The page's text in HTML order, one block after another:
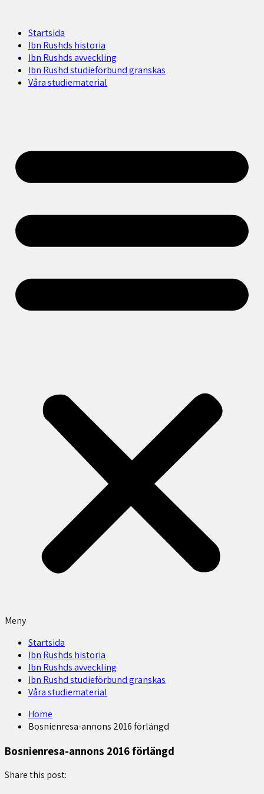
Startsida
Ibn Rushds historia
Ibn Rushds avveckling
Ibn Rushd studieförbund granskas​
Våra studiematerial
Meny
Startsida
Ibn Rushds historia
Ibn Rushds avveckling
Ibn Rushd studieförbund granskas​
Våra studiematerial
Home
Bosnienresa-annons 2016 förlängd
Bosnienresa-annons 2016 förlängd
Share this post: